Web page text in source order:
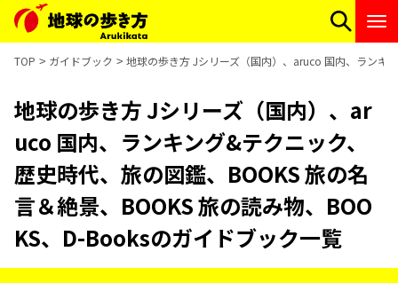
TOP ガイドブック 地球の歩き方 Jシリーズ（国内）、aruco 国内、ランキ
地球の歩き方 Jシリーズ（国内）、ar
uco 国内、ランキング&テクニック、
歴史時代、旅の図鑑、BOOKS 旅の名
言＆絶景、BOOKS 旅の読み物、BOO
KS、D-Booksのガイドブック一覧